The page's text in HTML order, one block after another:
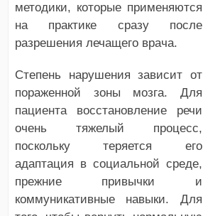
методики, которые применяются
на практике сразу после
разрешения лечащего врача.
Степень нарушения зависит от
пораженной зоны мозга. Для
пациента восстановление речи
очень тяжелый процесс,
поскольку теряется его
адаптация в социальной среде,
прежние привычки и
коммуникативные навыки. Для